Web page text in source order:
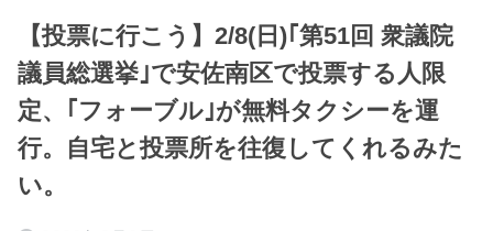
【投票に行こう】2/8(日)｢第51回 衆議院
議員総選挙｣で安佐南区で投票する人限
定、｢フォーブル｣が無料タクシーを運
行。自宅と投票所を往復してくれるみた
い。